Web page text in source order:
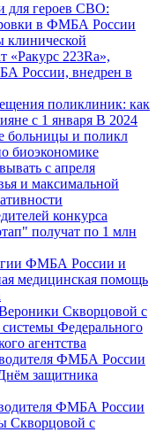
для героев СВО:
в ФМБА России
клинической
«Ракурс 223Ra»,
России, внедрен в
поликлиник: как
с 1 января В 2024
больницы и поликл
биоэкономике
с апреля
и максимальной
конкурса
получат по 1 млн
ФМБА России и
медицинская помощь
Скворцовой с
системы Федерального
агентства
ФМБА России
защитника
ФМБА России
Скворцовой с